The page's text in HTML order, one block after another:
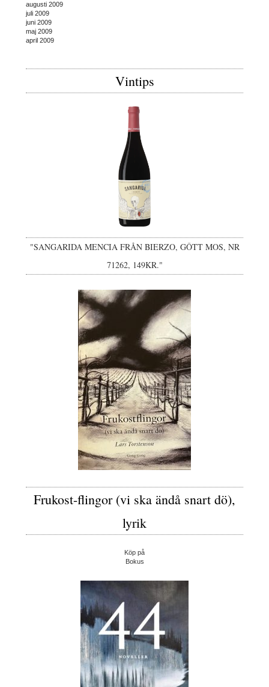
augusti 2009
juli 2009
juni 2009
maj 2009
april 2009
Vintips
"SANGARIDA MENCIA FRÅN BIERZO, GÔTT MOS, NR
71262, 149KR."
Frukost-flingor (vi ska ändå snart dö),
lyrik
Köp på
Bokus